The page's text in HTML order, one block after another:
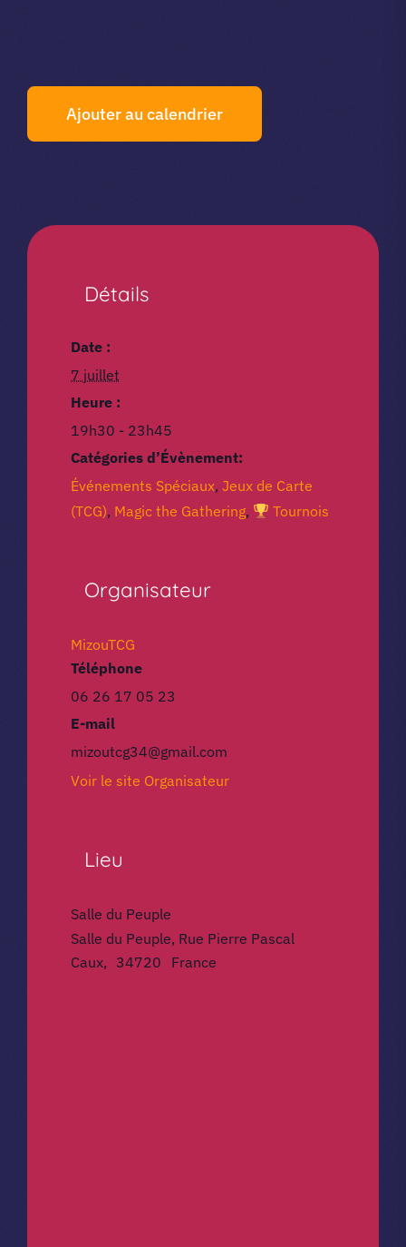
Ajouter au calendrier
Détails
Date :
7 juillet
Heure :
19h30 - 23h45
Catégories d’Évènement:
Événements Spéciaux, Jeux de Carte
(TCG), Magic the Gathering, Tournois
Organisateur
MizouTCG
Téléphone
06 26 17 05 23
E-mail
mizoutcg34@gmail.com
Voir le site Organisateur
Lieu
Salle du Peuple
Salle du Peuple, Rue Pierre Pascal
Caux, 34720 France